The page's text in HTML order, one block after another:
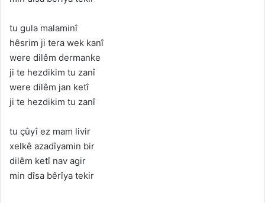
tu gula malaminî
hêsrim ji tera wek kanî
were dilêm dermanke
ji te hezdikim tu zanî
were dilêm jan ketî
ji te hezdikim tu zanî
tu çûyî ez mam livir
xelkê azadîyamin bir
dilêm ketî nav agir
min dîsa bêrîya tekir